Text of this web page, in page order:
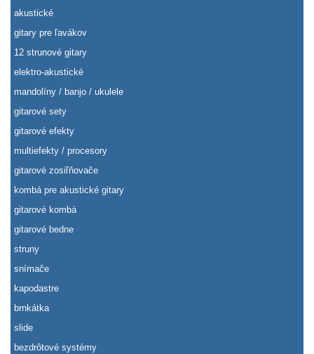
akustické
gitary pre ľavákov
12 strunové gitary
elektro-akustické
mandolíny / banjo / ukulele
gitarové sety
gitarové efekty
multiefekty / procesory
gitarové zosiľňovače
kombá pre akustické gitary
gitarové kombá
gitarové bedne
struny
snímače
kapodastre
brnkátka
slide
bezdrôtové systémy